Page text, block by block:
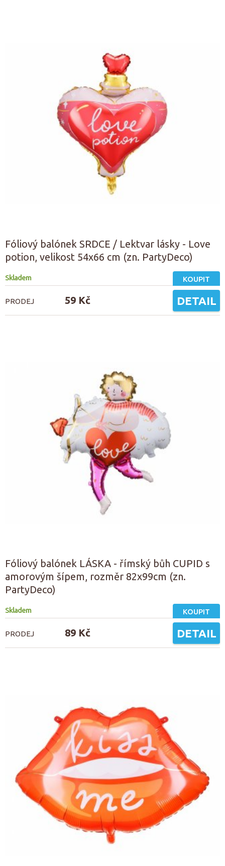
Fóliový balónek SRDCE / Lektvar lásky - Love
potion, velikost 54x66 cm (zn. PartyDeco)
Skladem KOUPIT
PRODEJ 59 Kč DETAIL
Fóliový balónek LÁSKA - římský bůh CUPID s
amorovým šípem, rozměr 82x99cm (zn.
PartyDeco)
Skladem KOUPIT
PRODEJ 89 Kč DETAIL